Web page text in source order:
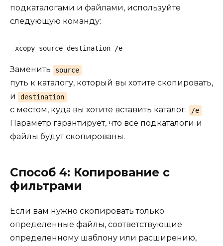
подкаталогами и файлами, используйте
следующую команду:
xcopy source destination /e
Заменить source
путь к каталогу, который вы хотите скопировать,
и
destination
с местом, куда вы хотите вставить каталог. /e
Параметр гарантирует, что все подкаталоги и
файлы будут скопированы.
Способ 4: Копирование с
фильтрами
Если вам нужно скопировать только
определенные файлы, соответствующие
определенному шаблону или расширению,